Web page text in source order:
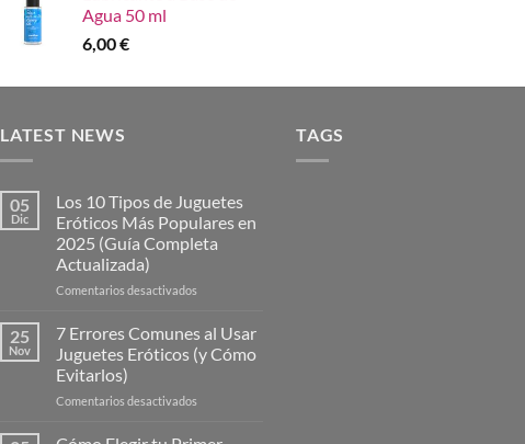
Agua 50 ml
6,00€
LATEST NEWS
05
Dic
Los 10 Tipos de Juguetes
Eróticos Más Populares en
2025 (Guía Completa
Actualizada)
Comentarios desactivados
Tipos
de
25
Nov
7 Errores Comunes al Usar
Juguetes Eróticos (y Cómo
Evitarlos)
Comentarios desactivados
TAGS